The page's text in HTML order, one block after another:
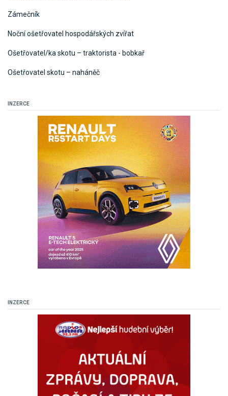
Zámečník
Noční ošetřovatel hospodářských zvířat
Ošetřovatel/ka skotu – traktorista - bobkař
Ošetřovatel skotu – naháněč
INZERCE
INZERCE